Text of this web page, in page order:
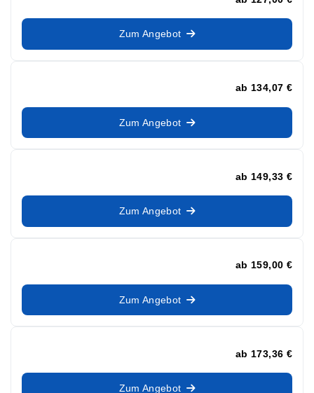
Zum Angebot
ab 134,07 €
Zum Angebot
ab 149,33 €
Zum Angebot
ab 159,00 €
Zum Angebot
ab 173,36 €
Zum Angebot